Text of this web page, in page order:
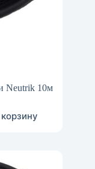
Neutrik 10м